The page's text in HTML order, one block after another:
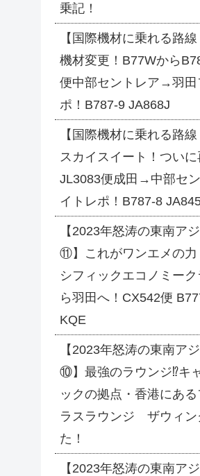
乗記！
【国際機材に乗れる路
機材変更！B77Wから
便中部セントレア→羽田
ポ！B787-9 JA868J
【国際機材に乗れる路
スカイスイート！つい
JL3083便成田→中部セ
イトレポ！B787-8
【2023年怒涛の東南ア
⑪】これがワンエメの力
シフィックエコノミー
ら羽田へ！CX542便
KQE
【2023年怒涛の東南ア
⑩】最強のラウンジ⁉キ
ックの拠点・香港にあ
ラスラウンジ ザウィン
た！
【2023年怒涛の東南ア